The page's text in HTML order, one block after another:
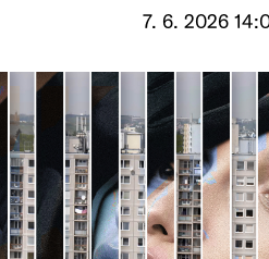
Vše o ČT
7. 6. 2026